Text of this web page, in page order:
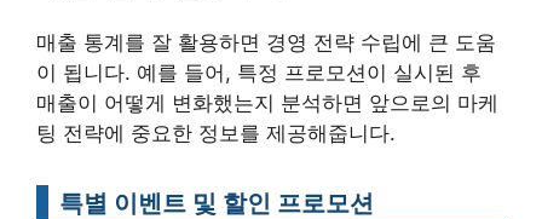
매출 통계를 잘 활용하면 경영 전략 수립에 큰 도움
이 됩니다. 예를 들어, 특정 프로모션이 실시된 후
매출이 어떻게 변화했는지 분석하면 앞으로의 마케
팅 전략에 중요한 정보를 제공해줍니다.
특별 이벤트 및 할인 프로모션